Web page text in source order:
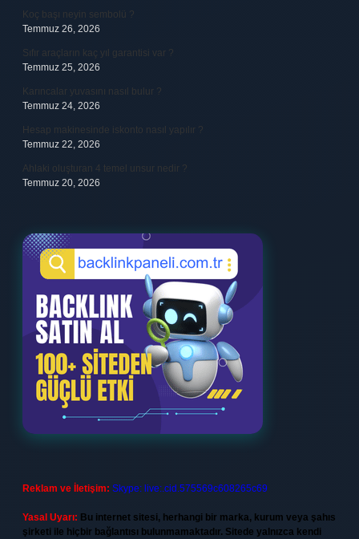
Koç başı neyin sembolü ?
Temmuz 26, 2026
Sıfır araçların kaç yıl garantisi var ?
Temmuz 25, 2026
Karıncalar yuvasını nasıl bulur ?
Temmuz 24, 2026
Hesap makinesinde iskonto nasıl yapılır ?
Temmuz 22, 2026
Ahlaki oluşturan 4 temel unsur nedir ?
Temmuz 20, 2026
Reklam ve İletişim: Skype: live:.cid.575569c608265c69
Yasal Uyarı: Bu internet sitesi, herhangi bir marka, kurum veya şahıs
şirketi ile hiçbir bağlantısı bulunmamaktadır. Sitede yalnızca kendi